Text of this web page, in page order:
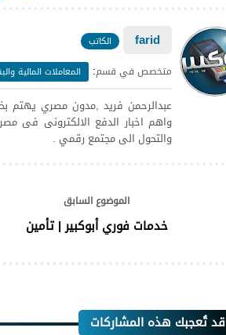
farid الكاتب
متخصص في قسم: المعاملات المالية
عبدالرحمن فريد ,مدون مصري يهتم
واهم اخبار الدفع الالكترونى فى
والتحول الى مجتمع رقمي .
الموضوع السابق
خدمات فوري أبوكبير | تأمين
قد تُعجبك هذه المشاركات